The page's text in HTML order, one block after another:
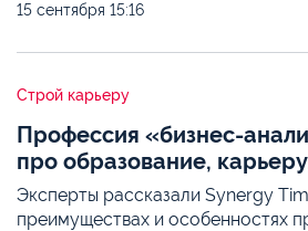
15 сентября 15:16
Строй карьеру
Профессия «бизнес-
про образование,
Эксперты рассказали Synergy
преимуществах и особенностях